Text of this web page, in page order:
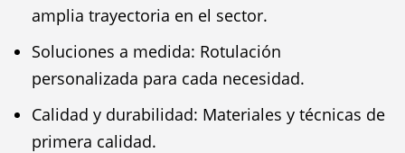
amplia trayectoria en el sector.
Soluciones a medida: Rotulación
personalizada para cada necesidad.
Calidad y durabilidad: Materiales y técnicas de
primera calidad.